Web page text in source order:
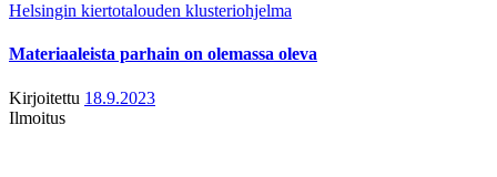
Helsingin kiertotalouden klusteriohjelma
Materiaaleista parhain on olemassa oleva
Kirjoitettu 18.9.2023
Ilmoitus